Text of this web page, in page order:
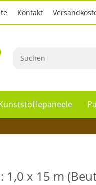
Kontakt
1,0 x 15 m